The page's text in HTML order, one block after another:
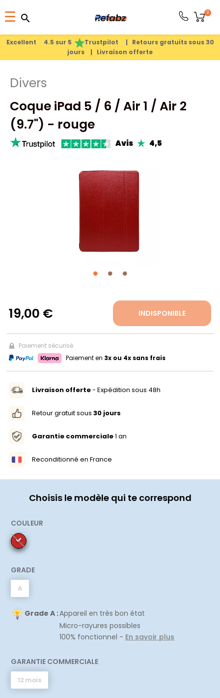
Excellent 4.5 sur 5 Trustpilot | Retours gratuits sous 30
jours | Livraison offerte
Basculer
la
navigation
☰ search
0
search
19,00 € INDISPONIBLE
Paiement sécurisé
Paiement en 3x ou 4x sans frais
Livraison offerte- Expédition sous 48h
Retour gratuit sous 30 jours
Garantie commerciale1 an
Reconditionné en France
Choisis le modèle qui te correspond
COULEUR
GRADE
A
Grade A :Appareil en très bon état
Micro-rayures possibles
100% fonctionnel - En savoir plus
GARANTIE COMMERCIALE
12 mois
Divers
Coque iPad 5 / 6 / Air 1 / Air 2
(9.7") - rouge
Avis 4,5
search
PRODUITS
APPLE
PIÈCES
DÉTACHÉES
FR